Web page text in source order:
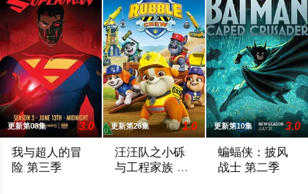
更新第08集 3.0
我与超人的冒
险 第三季
更新第26集 1.0
汪汪队之小砾
与工程家族 第
更新第10集 3.0
蝙蝠侠：披风
战士 第二季